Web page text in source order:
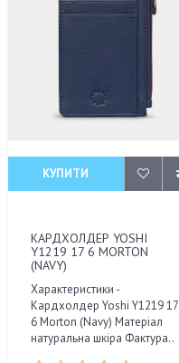
КУПИТИ
КАРДХОЛДЕР YOSHI
Y1219 17 6 MORTON
(NAVY)
Характеристики -
Кардхолдер Yoshi Y1219 17
6 Morton (Navy) Матеріал
натуральна шкіра Фактура..